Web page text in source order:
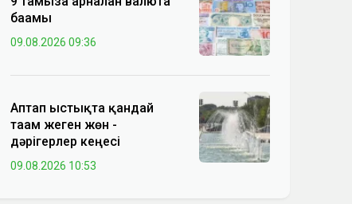
бағамы
09.08.2026 09:36
Аптап ыстықта қандай
тағам жеген жөн -
дәрігерлер кеңесі
09.08.2026 10:53